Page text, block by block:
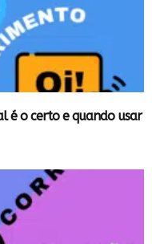
é o certo e quando usar